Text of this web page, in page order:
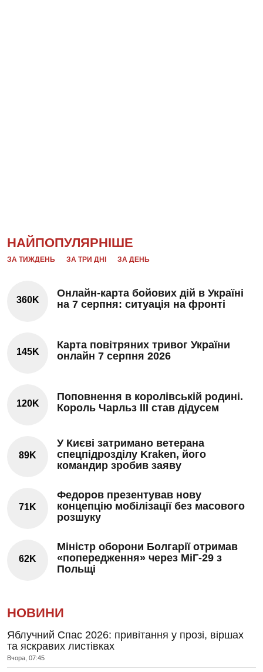
НАЙПОПУЛЯРНІШЕ
ЗА ТИЖДЕНЬ ЗА ТРИ ДНІ ЗА ДЕНЬ
360K
Онлайн-карта бойових дій в Україні
на 7 серпня: ситуація на фронті
145K
Карта повітряних тривог України
онлайн 7 серпня 2026
120K
Поповнення в королівській родині.
Король Чарльз III став дідусем
89K
У Києві затримано ветерана
спецпідрозділу Kraken, його
командир зробив заяву
71K
Федоров презентував нову
концепцію мобілізації без масового
розшуку
62K
Міністр оборони Болгарії отримав
«попередження» через МіГ-29 з
Польщі
НОВИНИ
Яблучний Спас 2026: привітання у прозі, віршах
та яскравих листівках
Вчора, 07:45